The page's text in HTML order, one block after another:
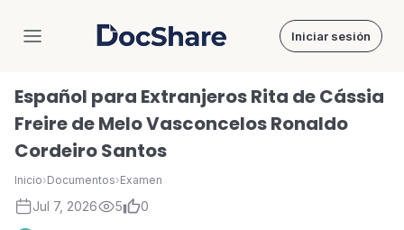
DocShare Iniciar sesión
Español para Extranjeros Rita de Cássia
Freire de Melo Vasconcelos Ronaldo
Cordeiro Santos
Inicio›Documentos›Examen
Jul 7, 2026 5 0